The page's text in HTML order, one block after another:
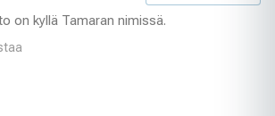
on kyllä Tamaran nimissä.